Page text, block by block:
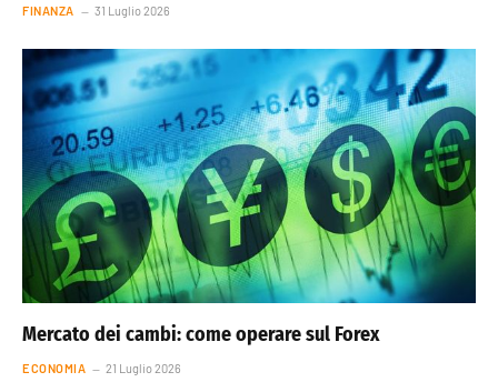
FINANZA 31 Luglio 2026
Mercato dei cambi: come operare sul Forex
ECONOMIA 21 Luglio 2026